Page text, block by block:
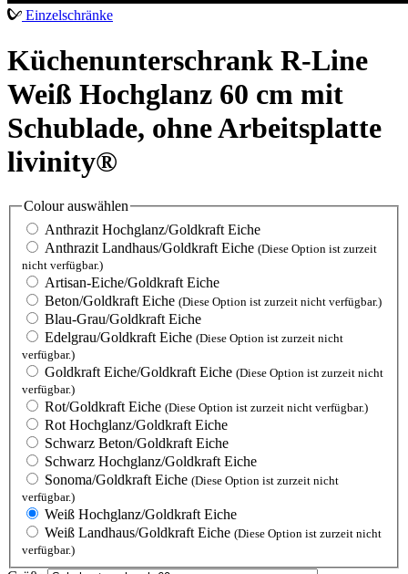
Einzelschränke
Küchenunterschrank R-Line
Weiß Hochglanz 60 cm mit
Schublade, ohne Arbeitsplatte
livinity®
Colourauswählen
Anthrazit Hochglanz/Goldkraft Eiche
Anthrazit Landhaus/Goldkraft Eiche (Diese Option ist zurzeit
nicht verfügbar.)
Artisan-Eiche/Goldkraft Eiche
Beton/Goldkraft Eiche (Diese Option ist zurzeit nicht verfügbar.)
Blau-Grau/Goldkraft Eiche
Edelgrau/Goldkraft Eiche (Diese Option ist zurzeit nicht
verfügbar.)
Goldkraft Eiche/Goldkraft Eiche (Diese Option ist zurzeit nicht
verfügbar.)
Rot/Goldkraft Eiche (Diese Option ist zurzeit nicht verfügbar.)
Rot Hochglanz/Goldkraft Eiche
Schwarz Beton/Goldkraft Eiche
Schwarz Hochglanz/Goldkraft Eiche
Sonoma/Goldkraft Eiche (Diese Option ist zurzeit nicht
verfügbar.)
Weiß Hochglanz/Goldkraft Eiche
Weiß Landhaus/Goldkraft Eiche (Diese Option ist zurzeit nicht
verfügbar.)